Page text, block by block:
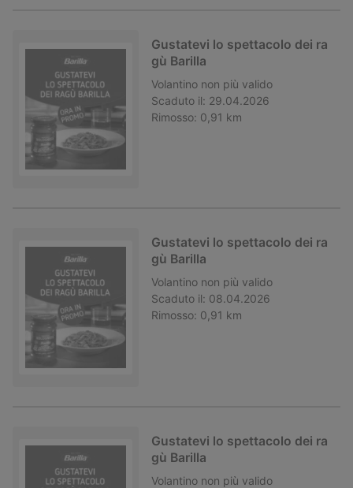
Gustatevi lo spettacolo dei ra
gù Barilla
Volantino non più valido
Scaduto il: 29.04.2026
Rimosso: 0,91 km
Gustatevi lo spettacolo dei ra
gù Barilla
Volantino non più valido
Scaduto il: 08.04.2026
Rimosso: 0,91 km
Gustatevi lo spettacolo dei ra
gù Barilla
Volantino non più valido